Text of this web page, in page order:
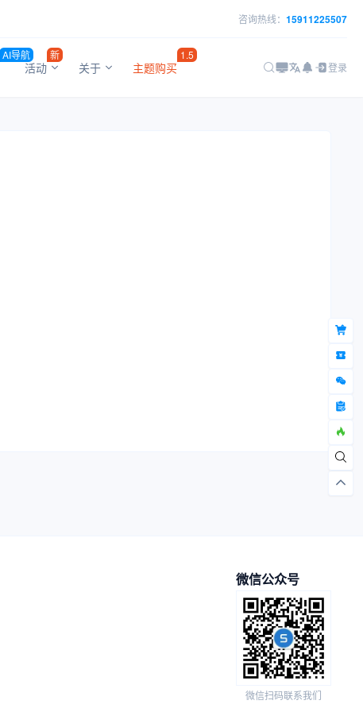
咨询热线： 15911225507
AI导航
活动
新
关于 主题购买
1.5
登录
微信公众号
微信扫码联系我们